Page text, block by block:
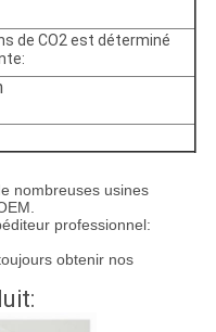
de CO2 est déterminé
nombreuses usines
professionnel:
obtenir nos